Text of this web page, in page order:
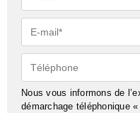
E-
mail*
Téléphone
Nous vous informons de
démarchage téléphonique